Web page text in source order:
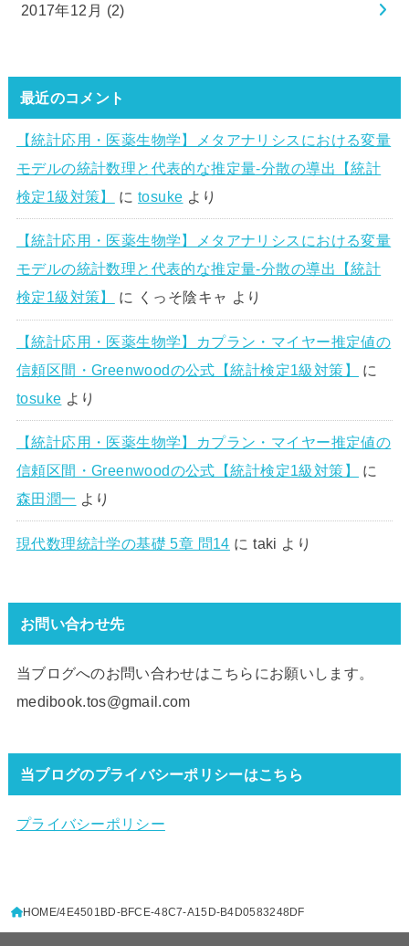
2017年12月 (2)
最近のコメント
【統計応用・医薬生物学】メタアナリシスにおける変量
モデルの統計数理と代表的な推定量-分散の導出【統計
検定1級対策】
にtosuke より
【統計応用・医薬生物学】メタアナリシスにおける変量
モデルの統計数理と代表的な推定量-分散の導出【統計
検定1級対策】
に くっそ陰キャ より
【統計応用・医薬生物学】カプラン・マイヤー推定値の
信頼区間・Greenwoodの公式【統計検定1級対策】
に
tosuke より
【統計応用・医薬生物学】カプラン・マイヤー推定値の
信頼区間・Greenwoodの公式【統計検定1級対策】
に
森田潤一 より
現代数理統計学の基礎 5章 問14 にtaki より
お問い合わせ先
当ブログへのお問い合わせはこちらにお願いします。
medibook.tos@gmail.com
当ブログのプライバシーポリシーはこちら
プライバシーポリシー
HOME 4E4501BD-BFCE-48C7-A15D-B4D0583248DF